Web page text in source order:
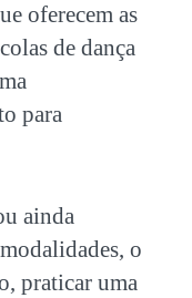
oferecem as
de dança
para
ainda
o
praticar uma